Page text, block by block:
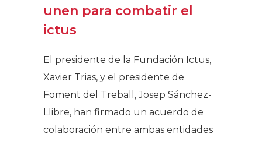
unen para combatir el
ictus
El presidente de la Fundación Ictus,
Xavier Trias, y el presidente de
Foment del Treball, Josep Sánchez-
Llibre, han firmado un acuerdo de
colaboración entre ambas entidades